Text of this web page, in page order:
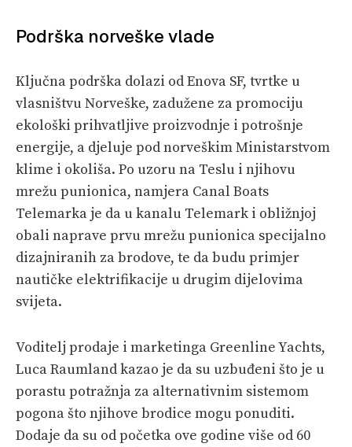
Podrška norveške vlade
Ključna podrška dolazi od Enova SF, tvrtke u
vlasništvu Norveške, zadužene za promociju
ekološki prihvatljive proizvodnje i potrošnje
energije, a djeluje pod norveškim Ministarstvom
klime i okoliša. Po uzoru na Teslu i njihovu
mrežu punionica, namjera Canal Boats
Telemarka je da u kanalu Telemark i obližnjoj
obali naprave prvu mrežu punionica specijalno
dizajniranih za brodove, te da budu primjer
nautičke elektrifikacije u drugim dijelovima
svijeta.
Voditelj prodaje i marketinga Greenline Yachts,
Luca Raumland kazao je da su uzbuđeni što je u
porastu potražnja za alternativnim sistemom
pogona što njihove brodice mogu ponuditi.
Dodaje da su od početka ove godine više od 60